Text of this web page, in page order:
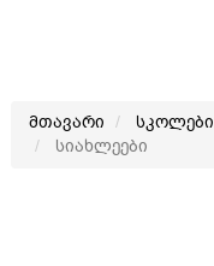
მთავარი სკოლები
სიახლეები